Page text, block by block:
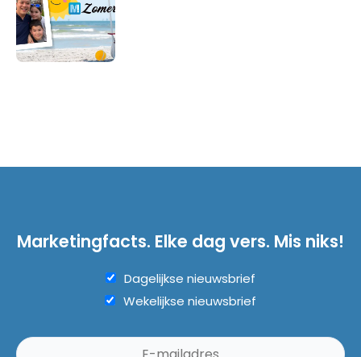
Marketingfacts. Elke dag vers. Mis niks!
Dagelijkse nieuwsbrief
Wekelijkse nieuwsbrief